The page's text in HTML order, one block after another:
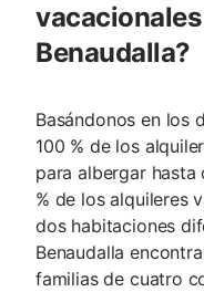
Benaudalla?
Basándonos en los
100 % de los
para albergar
% de los alquileres
dos habitaciones
Benaudalla
familias de cuatro